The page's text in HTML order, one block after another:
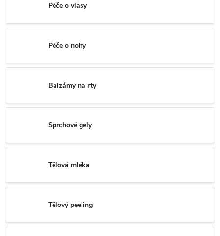
Péče o vlasy
Péče o nohy
Balzámy na rty
Sprchové gely
Tělová mléka
Tělový peeling